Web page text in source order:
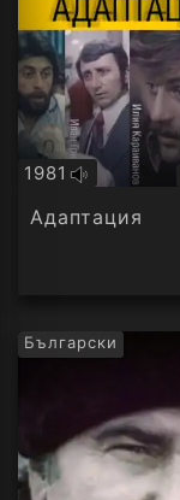
1981
Оригинално
аудио
Адаптация
Български